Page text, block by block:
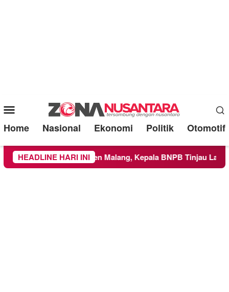
Mobile
Menu
Home Nasional Ekonomi Politik Otomotif
HEADLINE HARI INI
Kabupaten Malang, Kepala BNPB Tinjau Langsung